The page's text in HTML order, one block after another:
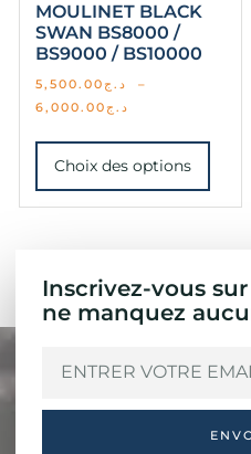
MOULINET BLACK
SWAN BS8000 /
BS9000 / BS10000
د.ج 5,500.00
–
د.ج 6,000.00
Choix des options
Inscrivez-vous
ne manquez